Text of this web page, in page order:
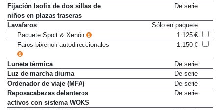
Faros de xenón
De serie
Fijación Isofix de dos sillas de
niños en plazas traseras
Lavafaros
Sólo en paquete
Paquete Sport & Xenón
1.125 €
Faros bixenon autodireccionales
Luneta térmica
De serie
Luz de marcha diurna
De serie
Ordenador de viaje (MFA)
De serie
Reposacabezas delanteros